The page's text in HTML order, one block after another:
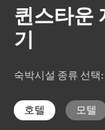
퀸스타운
기
숙박시설 종류 선택:
호텔 모텔